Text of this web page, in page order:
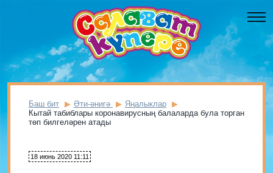
Баш бит Әти-әнигә
Яңалыклар
Кытай табиблары коронавирусның балаларда була торган
төп билгеләрен атады
18 июнь 2020 11:11